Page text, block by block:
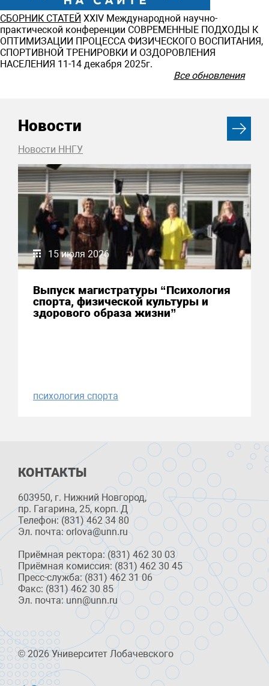
СБОРНИК СТАТЕЙ ХXIV Международной научно-
практической конференции СОВРЕМЕННЫЕ ПОДХОДЫ К
ОПТИМИЗАЦИИ ПРОЦЕССА ФИЗИЧЕСКОГО ВОСПИТАНИЯ,
СПОРТИВНОЙ ТРЕНИРОВКИ И ОЗДОРОВЛЕНИЯ
НАСЕЛЕНИЯ 11-14 декабря 2025г.
Все обновления
Новости
Новости ННГУ
15 июля 2026
Выпуск магистратуры “Психология
спорта, физической культуры и
здорового образа жизни”
психология спорта
КОНТАКТЫ
603950, г. Нижний Новгород,
пр. Гагарина, 25, корп. Д
Телефон: (831) 462 34 80
Эл. почта: orlova@unn.ru
Приёмная ректора: (831) 462 30 03
Приёмная комиссия: (831) 462 30 45
Пресс-служба: (831) 462 31 06
Факс: (831) 462 30 85
Эл. почта: unn@unn.ru
© 2026 Университет Лобачевского